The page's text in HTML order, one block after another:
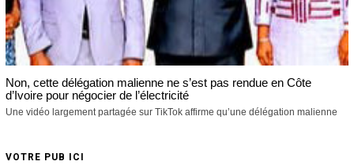
Non, cette délégation malienne ne s’est pas rendue en Côte
d’Ivoire pour négocier de l’électricité
Une vidéo largement partagée sur TikTok affirme qu’une délégation malienne
VOTRE PUB ICI